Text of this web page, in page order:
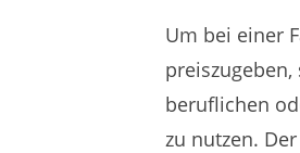
Um bei einer
beruflichen
zu nutzen.